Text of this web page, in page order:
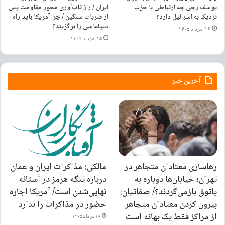
درباره ایران در واکنش به این اظهارات مقامات ایرانی بود. فراموش نکنیم که
اروپایی‌ها از هر دوطرف تحت فشار هستند؛ هم از طرف روسیه و هم از سوی
آمریکا. شاید در این وضعیت فکر می‌کنند با برخورد تند با ایران می توانند
جایگاه خود را در سیاست بین‌الملل تقویت کنند.»
نوشته های مشابه
یک هفته عزای عمومی برای درگذشت
پاپ فرانسیس
۱ اردیبهشت ۱۴۰۴
«لاو استوری» بازیگرش را از دست داد/
رایان اونیل درگذشت
۱۸ آذر ۱۴۰۲
یوسف رجی چه ارتباطی با حزب
نزدیک به اسرائیل دارد؟
۱۶ مرداد ۱۴۰۵
ایران / راز تاب‌آوری محور مقاومت پس
از ضربات سنگین / چرا آمریکا باید راه
دیپلماسی را برگزیند؟
۱۵ مرداد ۱۴۰۵
آخرین خبر
رهاسازی معتادان متجاهر در
تهران؛ خیابان‌ها دوباره به
پاتوق بازمی‌گردند؟/ صفاتیان:
بیرون کردن معتادان متجاهر
از مراکز فقط یک بهانه است
مالکی: مذاکرات ایران و عمان
درباره تنگه هرمز در آستانه
نهایی‌شدن است/ آمریکا اجازه
حضور در مذاکرات را ندارد
۱۸ مرداد ۱۴۰۵